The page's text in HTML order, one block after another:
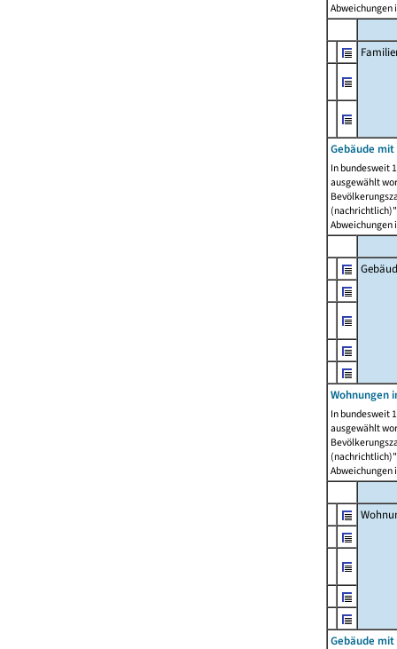
Abweichungen
Gebäude
In bundesweit
ausgewählt
Abweichungen
Wohnungen
In bundesweit
ausgewählt
Abweichungen
Gebäude